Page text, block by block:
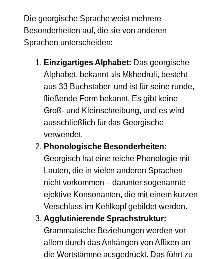
Die georgische Sprache weist mehrere
Besonderheiten auf, die sie von anderen
Sprachen unterscheiden:
Einzigartiges Alphabet: Das georgische
Alphabet, bekannt als Mkhedruli, besteht
aus 33 Buchstaben und ist für seine runde,
fließende Form bekannt. Es gibt keine
Groß- und Kleinschreibung, und es wird
ausschließlich für das Georgische
verwendet.
Phonologische Besonderheiten:
Georgisch hat eine reiche Phonologie mit
Lauten, die in vielen anderen Sprachen
nicht vorkommen – darunter sogenannte
ejektive Konsonanten, die mit einem kurzen
Verschluss im Kehlkopf gebildet werden.
Agglutinierende Sprachstruktur:
Grammatische Beziehungen werden vor
allem durch das Anhängen von Affixen an
die Wortstämme ausgedrückt. Das führt zu